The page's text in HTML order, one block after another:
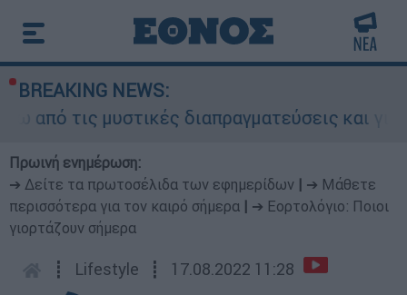
BREAKING NEWS:
μυστικές διαπραγματεύσεις και γιατί
Πρωινή ενημέρωση:
➔ Δείτε τα πρωτοσέλιδα των εφημερίδων
➔ Μάθετε
περισσότερα για τον καιρό σήμερα
➔ Εορτολόγιο: Ποιοι
γιορτάζουν σήμερα
┋ Lifestyle ┋ 17.08.2022 11:28